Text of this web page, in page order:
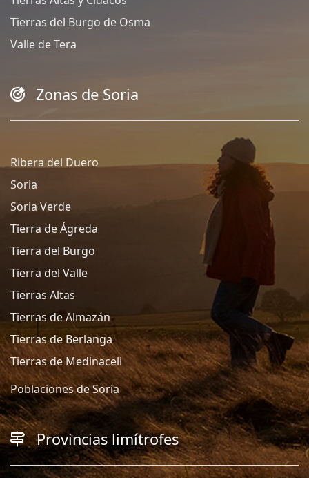
Tierras del Burgo de Osma
Valle de Tera
Zonas de Soria
Ribera del Duero
Soria
Soria Verde
Tierra de Ágreda
Tierra del Burgo
Tierra del Valle
Tierras Altas
Tierras de Almazán
Tierras de Berlanga
Tierras de Medinaceli
Poblaciones de Soria
Provincias limítrofes